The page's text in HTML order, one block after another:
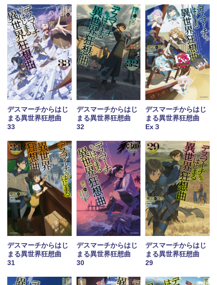
デスマーチからはじ
まる異世界狂想曲
33
デスマーチからはじ
まる異世界狂想曲
32
デスマーチからはじ
まる異世界狂想曲
Ex３
デスマーチからはじ
まる異世界狂想曲
31
デスマーチからはじ
まる異世界狂想曲
30
デスマーチからはじ
まる異世界狂想曲
29